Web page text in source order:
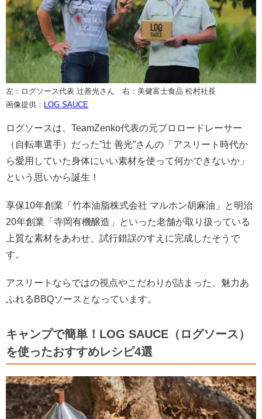
左：ログソース代表 辻善光さん 右：美健富士食品 松村社長
画像提供： LOG SAUCE
ログソースは、TeamZenko代表の元プロロードレーサー
（自転車選手）だった”辻 善光”さんの「アスリート時代か
ら愛用していた身体にいい素材を使って何かできないか」
という思いから誕生！
享保10年創業「竹本油脂株式会社 マルホン胡麻油」と明治
20年創業「寺岡有機醸造」といった老舗が取り扱っている
上質な素材をあわせ、試行錯誤のすえに完成したそうで
す。
アスリートならではの視点やこだわりが詰まった、魅力あ
ふれるBBQソースとなっています。
キャンプで簡単！LOG SAUCE（ログソース）
を使ったおすすめレシピ4選